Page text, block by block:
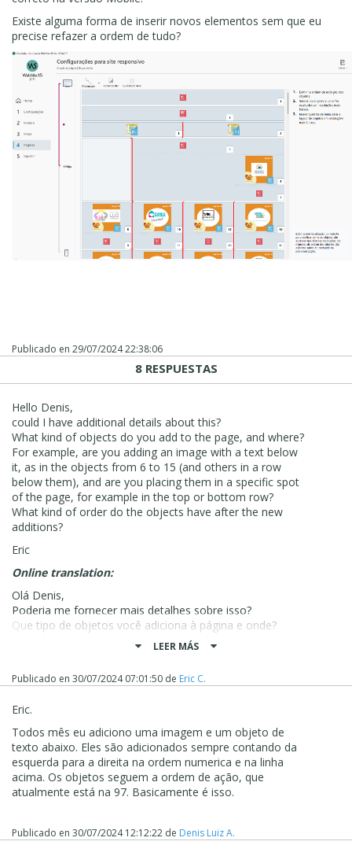
Existe alguma forma de inserir novos elementos sem que eu
precise refazer a ordem de tudo?
Publicado en 29/07/2024 22:38:06
8 RESPUESTAS
Hello Denis,
could I have additional details about this?
What kind of objects do you add to the page, and where?
For example, are you adding an image with a text below
it, as in the objects from 6 to 15 (and others in a row
below them), and are you placing them in a specific spot
of the page, for example in the top or bottom row?
What kind of order do the objects have after the new
additions?
Eric
Online translation:
Olá Denis,
Poderia me fornecer mais detalhes sobre isso?
Que tipo de objetos você adiciona à página e onde?
Por exemplo, você está adicionando uma imagem com
local específico da página, como na linha superior ou
Qual é a ordem dos objetos após as novas adições?
Eric
LEER MÁS
Publicado en 30/07/2024 07:01:50 de Eric C.
Eric.
Todos mês eu adiciono uma imagem e um objeto de
texto abaixo. Eles são adicionados sempre contando da
esquerda para a direita na ordem numerica e na linha
acima. Os objetos seguem a ordem de ação, que
atualmente está na 97. Basicamente é isso.
Publicado en 30/07/2024 12:12:22 de Denis Luiz A.